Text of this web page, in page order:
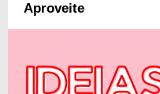
Aproveite